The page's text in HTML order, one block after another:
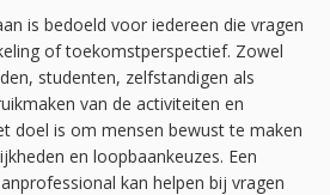
is bedoeld voor iedereen die vragen
of toekomstperspectief. Zowel
studenten, zelfstandigen als
van de activiteiten en
doel is om mensen bewust te maken
en loopbaankeuzes. Een
kan helpen bij vragen